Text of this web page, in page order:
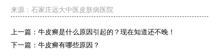
来源：石家庄远大中医皮肤病医院
上一篇：牛皮癣是什么原因引起的？现在知道还不晚！
下一篇：牛皮癣有哪些原因？